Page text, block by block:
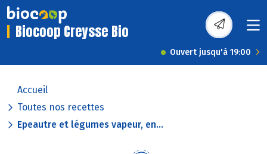
Biocoop Creysse Bio
Ouvert jusqu'à 19:00
Accueil
Toutes nos recettes
Epeautre et légumes vapeur, en...